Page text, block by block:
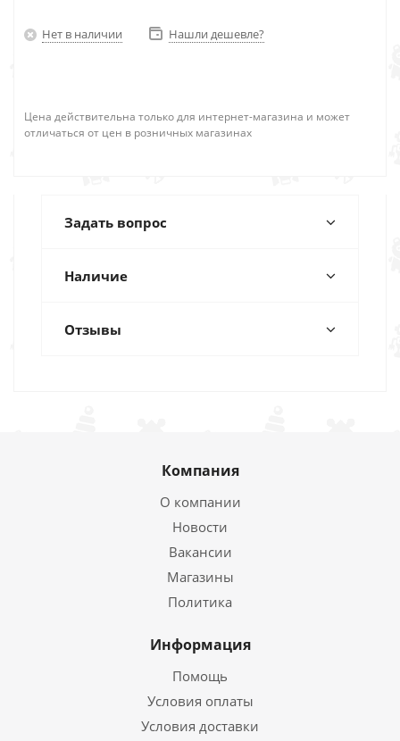
Нет в наличии Нашли дешевле?
Цена действительна только для интернет-магазина и может
отличаться от цен в розничных магазинах
Задать вопрос
Наличие
Отзывы
Компания
О компании
Новости
Вакансии
Магазины
Политика
Информация
Помощь
Условия оплаты
Условия доставки